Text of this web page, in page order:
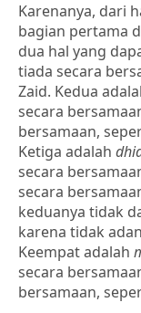
Karenanya, dari
bagian pertama
dua hal yang
tiada secara
Zaid. Kedua
secara
bersamaan,
Ketiga adalah
secara
secara
keduanya tidak
karena tidak
Keempat adalah
secara
bersamaan,